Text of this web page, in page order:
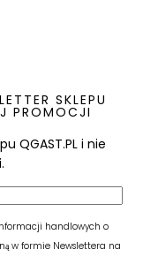
SKLEPU
PROMOCJI
QGAST.PL i nie
handlowych o
w formie Newslettera na